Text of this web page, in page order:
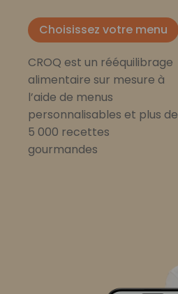
Choisissez votre menu
CROQ est un rééquilibrage
alimentaire sur mesure à
l’aide de menus
personnalisables et plus de
5 000 recettes
gourmandes